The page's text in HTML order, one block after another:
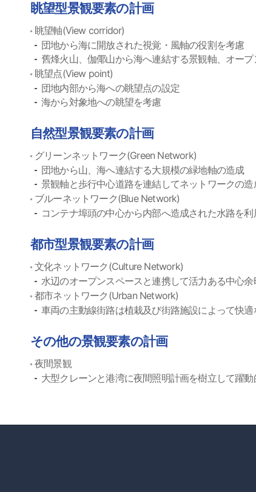
眺望型景観要素の計画
眺望軸(View corridor)
団地から海に開放された視覚・風軸の役割を考慮
舊烽火山、伽倻山から海へ連結する景観軸、オー
眺望点(View point)
団地内部から海への眺望点の設定
海から対象地への眺望を考慮
自然型景観要素の計画
グリーンネットワーク(Green Network)
団地から山、海へ連結する大規模の緑地軸の造成
景観軸と歩行中心道路を連結してネットワークの造
ブルーネットワーク(Blue Network)
コンテナ埠頭の中心から内部へ造成された水路を
都市型景観要素の計画
文化ネットワーク(Culture Network)
水辺のオープンスペースと連携して活力ある中心
都市ネットワーク(Urban Network)
車両の主動線街路は植栽及び街路施設によって快
その他の景観要素の計画
夜間景観
大型クレーンと港湾に夜間照明計画を樹立して躍